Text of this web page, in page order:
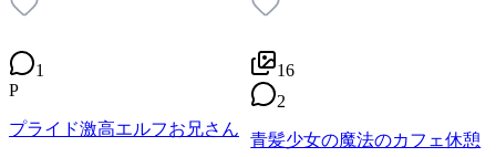
1
P
プライド激高エルフお兄さん
16
2
青髪少女の魔法のカフェ休憩